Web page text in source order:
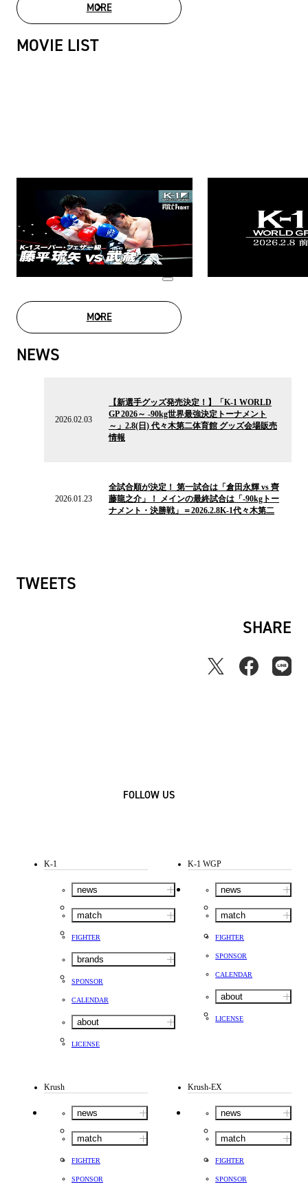
MOREPHOTO GALLERY
MOVIE LIST
MOREMOVIE LIST
NEWS
2026.02.03
【新選手グッズ発売決定！】「K-1 WORLD
GP 2026～ -90kg世界最強決定トーナメント
～」2.8(日) 代々木第二体育館 グッズ会場販売
情報
2026.01.23
全試合順が決定！ 第一試合は「倉田永輝 vs 齊
藤龍之介」！ メインの最終試合は「-90kgトー
ナメント・決勝戦」＝2026.2.8K-1代々木第二
TWEETS
SHARE
FOLLOW US
K-1
news
match
FIGHTER
brands
SPONSOR
CALENDAR
about
LICENSE
K-1 WGP
news
match
FIGHTER
SPONSOR
CALENDAR
about
LICENSE
Krush
news
match
FIGHTER
SPONSOR
Krush-EX
news
match
FIGHTER
SPONSOR